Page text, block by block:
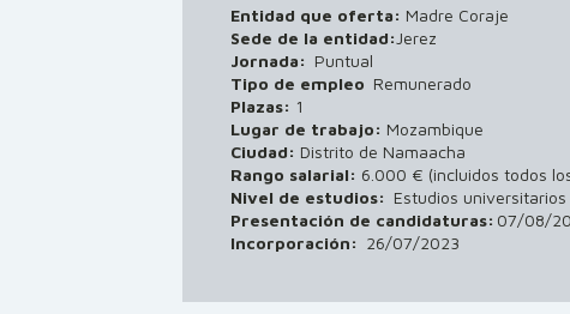
Entidad que oferta: Madre Coraje
Sede de la entidad:Jerez
Jornada: Puntual
Tipo de empleo Remunerado
Plazas: 1
Lugar de trabajo: Mozambique
Ciudad: Distrito de Namaacha
Rango salarial: 6.000 € (incluidos todos
Nivel de estudios: Estudios universitarios
Presentación de candidaturas: 07/08/
Incorporación: 26/07/2023